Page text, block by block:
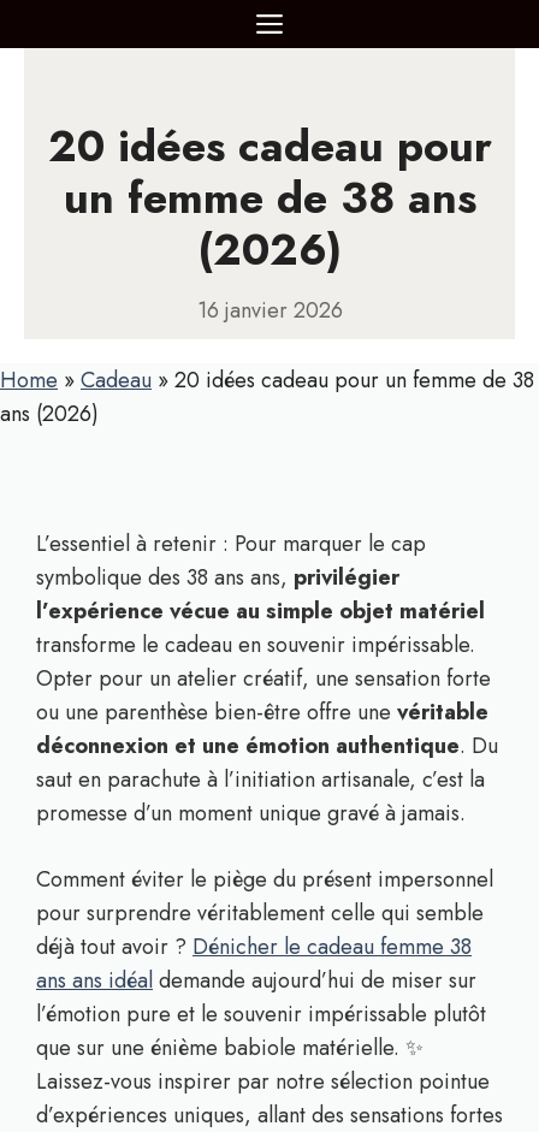
au
MENU
20 idées cadeau pour
un femme de 38 ans
(2026)
16 janvier 2026
Home »Cadeau »20 idées cadeau pour un femme de 38
ans (2026)
L’essentiel à retenir : Pour marquer le cap
symbolique des 38 ans ans, privilégier
l’expérience vécue au simple objet matériel
transforme le cadeau en souvenir impérissable.
Opter pour un atelier créatif, une sensation forte
ou une parenthèse bien-être offre une véritable
déconnexion et une émotion authentique. Du
saut en parachute à l’initiation artisanale, c’est la
promesse d’un moment unique gravé à jamais.
Comment éviter le piège du présent impersonnel
pour surprendre véritablement celle qui semble
déjà tout avoir ? Dénicher le cadeau femme 38
ans ans idéaldemande aujourd’hui de miser sur
l’émotion pure et le souvenir impérissable plutôt
que sur une énième babiole matérielle. ✨
Laissez-vous inspirer par notre sélection pointue
d’expériences uniques, allant des sensations fortes